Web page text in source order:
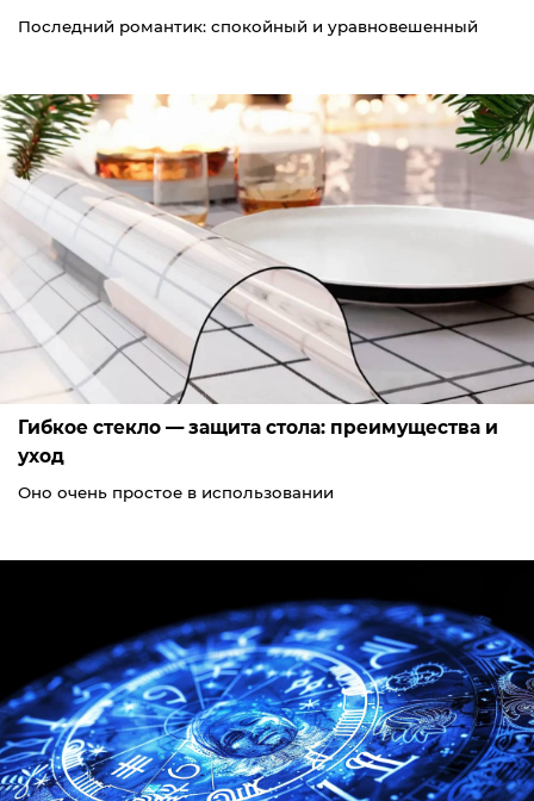
Последний романтик: спокойный и уравновешенный
Гибкое стекло — защита стола: преимущества и
уход
Оно очень простое в использовании